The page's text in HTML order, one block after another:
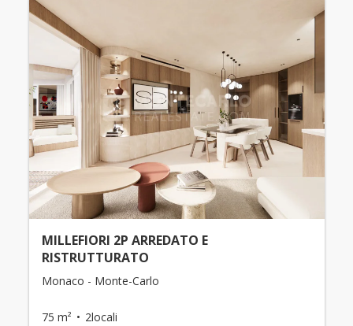
MILLEFIORI 2P ARREDATO E
RISTRUTTURATO
Monaco - Monte-Carlo
75 m² 2locali